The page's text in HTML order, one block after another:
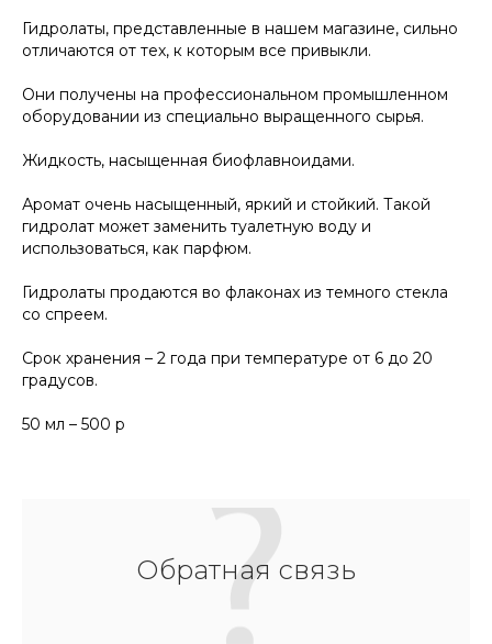
Гидролаты, представленные в нашем магазине, сильно
отличаются от тех, к которым все привыкли.
Они получены на профессиональном промышленном
оборудовании из специально выращенного сырья.
Жидкость, насыщенная биофлавноидами.
Аромат очень насыщенный, яркий и стойкий. Такой
гидролат может заменить туалетную воду и
использоваться, как парфюм.
Гидролаты продаются во флаконах из темного стекла
со спреем.
Срок хранения – 2 года при температуре от 6 до 20
градусов.
50 мл – 500 р
Обратная связь